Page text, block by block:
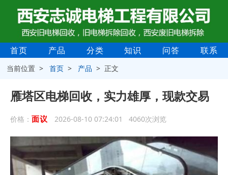
首页 产品 分类 知识 问答 联系
当前位置 >首页 > 产品 > 正文
雁塔区电梯回收，实力雄厚，现款交易
价格： 面议 2026-08-10 07:24:01 4060次浏览